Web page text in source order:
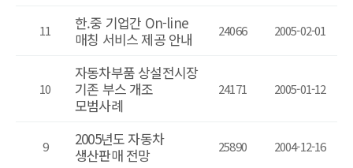
11
한.중 기업간 On-line
매칭 서비스 제공 안내
24066 2005-02-01
10
자동차부품 상설전시장
기존 부스 개조
모범사례
24171 2005-01-12
9
2005년도 자동차
생산판매 전망
25890 2004-12-16